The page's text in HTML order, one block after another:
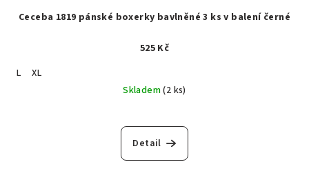
Ceceba 1819 pánské boxerky bavlněné 3 ks v balení černé
525 Kč
L
XL
Skladem(2 ks)
Detail